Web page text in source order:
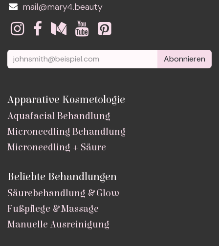
mail@mary4.beauty
Abonnieren
Apparative Kosmetologie
Aquafacial Behandlung
Microneedling Behandlung
Microneedling + Säure
Beliebte Behandlungen
Säurebehandlung & Glow
Fußpflege & Massage
Manuelle Ausreinigung